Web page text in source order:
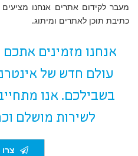
מעבר לקידום אתרים אנחנו מציעים
כתיבת תוכן לאתרים ומיתוג.
אנחנו מזמינים אתכם
עולם חדש של
בשבילכם. אנו
לשירות מושלם